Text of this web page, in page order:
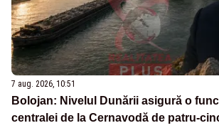
7 aug. 2026, 10:51
Bolojan: Nivelul Dunării asigură o
centralei de la Cernavodă de patru-